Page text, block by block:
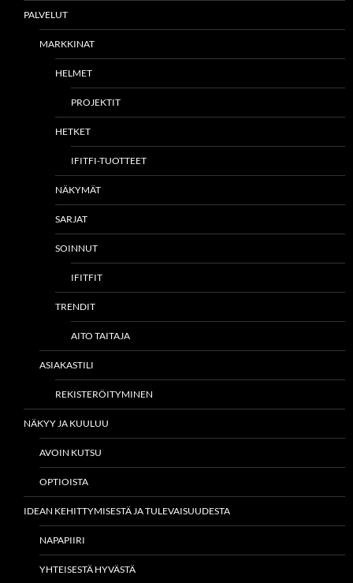
PALVELUT
MARKKINAT
HELMET
PROJEKTIT
HETKET
IFITFI-TUOTTEET
NÄKYMÄT
SARJAT
SOINNUT
IFITFIT
TRENDIT
AITO TAITAJA
ASIAKASTILI
REKISTERÖITYMINEN
NÄKYY JA KUULUU
AVOIN KUTSU
OPTIOISTA
IDEAN KEHITTYMISESTÄ JA TULEVAISUUDESTA
NAPAPIIRI
YHTEISESTÄ HYVÄSTÄ